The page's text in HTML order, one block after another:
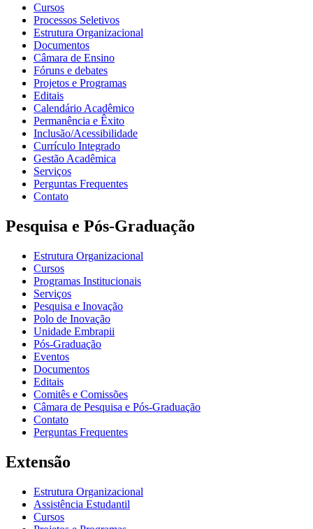
Cursos
Processos Seletivos
Estrutura Organizacional
Documentos
Câmara de Ensino
Fóruns e debates
Projetos e Programas
Editais
Calendário Acadêmico
Permanência e Êxito
Inclusão/Acessibilidade
Currículo Integrado
Gestão Acadêmica
Serviços
Perguntas Frequentes
Contato
Pesquisa e Pós-Graduação
Estrutura Organizacional
Cursos
Programas Institucionais
Serviços
Pesquisa e Inovação
Polo de Inovação
Unidade Embrapii
Pós-Graduação
Eventos
Documentos
Editais
Comitês e Comissões
Câmara de Pesquisa e Pós-Graduação
Contato
Perguntas Frequentes
Extensão
Estrutura Organizacional
Assistência Estudantil
Cursos